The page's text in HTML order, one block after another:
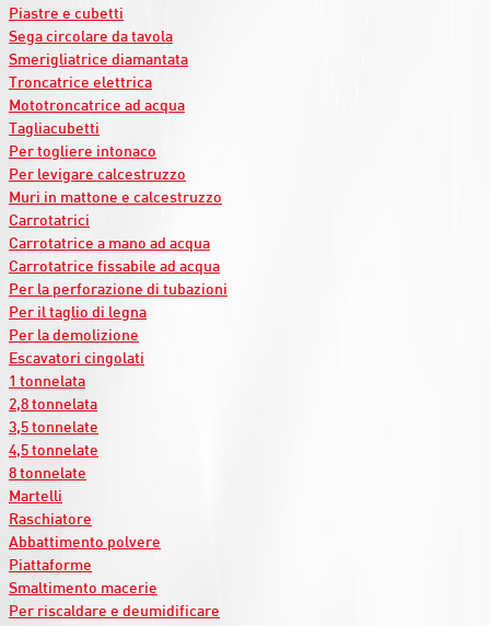
Piastre e cubetti
Sega circolare da tavola
Smerigliatrice diamantata
Troncatrice elettrica
Mototroncatrice ad acqua
Tagliacubetti
Per togliere intonaco
Per levigare calcestruzzo
Muri in mattone e calcestruzzo
Carrotatrici
Carrotatrice a mano ad acqua
Carrotatrice fissabile ad acqua
Per la perforazione di tubazioni
Per il taglio di legna
Per la demolizione
Escavatori cingolati
1 tonnelata
2,8 tonnelata
3,5 tonnelate
4,5 tonnelate
8 tonnelate
Martelli
Raschiatore
Abbattimento polvere
Piattaforme
Smaltimento macerie
Per riscaldare e deumidificare